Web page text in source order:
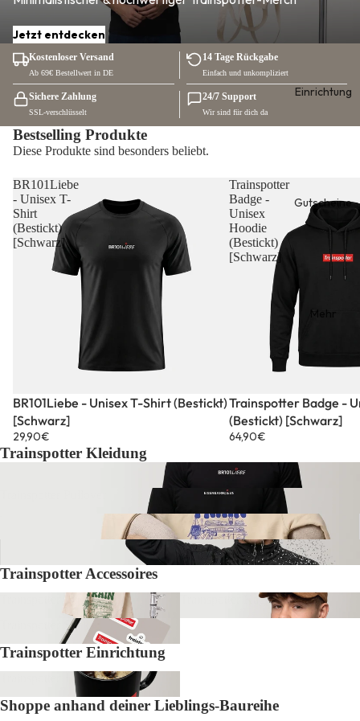
Einrichtung
Gutscheine
Mehr
Jetzt entdecken
Kostenloser Versand
Ab 69€ Bestellwert in DE
14 Tage Rückgabe
Einfach und unkompliziert
Sichere Zahlung
SSL-verschlüsselt
24/7 Support
Wir sind für dich da
Bestselling Produkte
Diese Produkte sind besonders beliebt.
BR101Liebe
- Unisex T-
Shirt
(Bestickt)
[Schwarz]
BR101Liebe - Unisex T-Shirt (Bestickt)
[Schwarz]
29,90€
Trainspotter
Badge -
Unisex
Hoodie
(Bestickt)
[Schwarz]
Trainspotter Badge -
(Bestickt) [Schwarz]
64,90€
Trainspotter Kleidung
Trainspotter Accessoires
Trainspotter Tote Bags
Trainspotter Kappen
Trainspotter Sticker
Trainspotter Einrichtung
Trainspotter Tassen
Shoppe anhand deiner Lieblings-Baureihe